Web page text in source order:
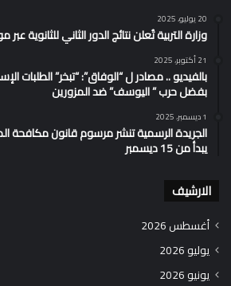
20 يوليو، 2025
وزارة التربية تُعلن نتائج الدور الثاني
21 أكتوبر، 2025
بالفيديو .. مصادر ل “الوفاق”: “تبخر” الطلبات
بفضل حرب ” اليوسف” ضد المزورين
1 ديسمبر، 2025
الجريدة الرسمية تنشر مرسوم قانون مكافحة
يبدأ من 15 ديسمبر
الارشيف
أغسطس 2026
يوليو 2026
يونيو 2026